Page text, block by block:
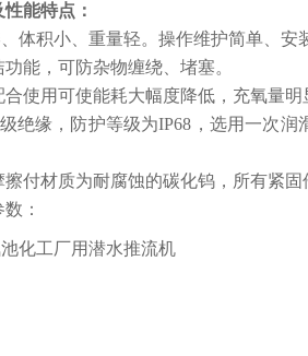
能特点：
体积小、重量轻。操作维护简单、安
能，可防杂物缠绕、堵塞。
使用可使能耗大幅度降低，充氧量明
绝缘，防护等级为IP68，选用一次
擦付材质为耐腐蚀的碳化钨，所有紧固
：